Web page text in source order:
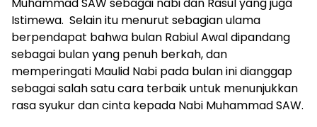
Istimewa. Selain itu menurut sebagian ulama
berpendapat bahwa bulan Rabiul Awal dipandang
sebagai bulan yang penuh berkah, dan
memperingati Maulid Nabi pada bulan ini dianggap
sebagai salah satu cara terbaik untuk menunjukkan
rasa syukur dan cinta kepada Nabi Muhammad SAW.